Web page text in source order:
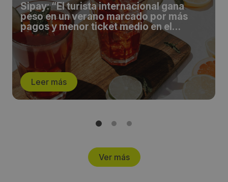
Sipay: “El turista internacional gana
peso en un verano marcado por más
pagos y menor ticket medio en el
comercio español”
Leer más
Ver más